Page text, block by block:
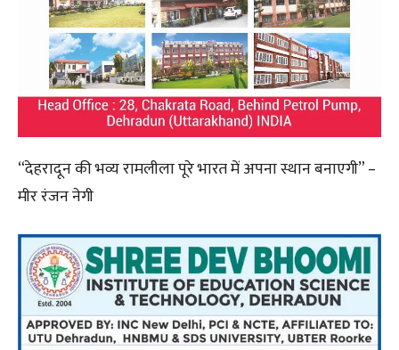
“देहरादून की भव्य रामलीला पूरे भारत में अपना स्थान बनाएगी” –
मीर रंजन नेगी